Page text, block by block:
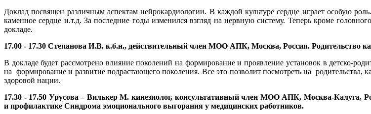
Доклад посвящен различным аспектам нейрокардиологии. В каждой культуре сердце играет особую
каменное сердце и.т.д. За последние годы изменился взгляд на нервную систему. Теперь кроме
докладе.
17.00 - 17.30 Степанова И.В. к.б.н., действительный член МОО АПК, Москва, Россия. Родительство
В докладе будет рассмотрено влияние поколений на формирование и проявление установок в детско-
на формирование и развитие подрастающего поколения. Все это позволит посмотреть на
здоровой нации.
17.30 - 17.50 Урусова – Вилькер М. кинезиолог, консультативный член МОО АПК, Москва-Калуга,
и профилактике Синдрома эмоционального выгорания у медицинских работников.